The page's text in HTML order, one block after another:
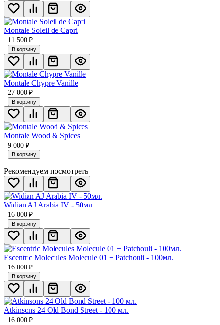
Montale Soleil de Capri
11 500 ₽
В корзину
Montale Chypre Vanille
27 000 ₽
В корзину
Montale Wood & Spices
9 000 ₽
В корзину
Рекомендуем посмотреть
Widian AJ Arabia IV - 50мл.
16 000 ₽
В корзину
Escentric Molecules Molecule 01 + Patchouli - 100мл.
16 000 ₽
В корзину
Atkinsons 24 Old Bond Street - 100 мл.
16 000 ₽